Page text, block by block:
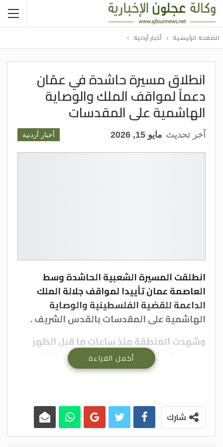
الصفحة الرئيسية أخبار أردنية
انطلاق مسيرة حاشدة في عمّان
دعماً لمواقف الملك والوصاية
الهاشمية على المقدسات
أخبار أردنية آخر تحديث مايو 15, 2026
انطلقت المسيرة الشعبية الحاشدة وسط
العاصمة عمان تأييدا لمواقف جلالة الملك
الداعمة للقضية الفلسطينية والوصاية
الهاشمية على المقدسات بالقدس الشريف .
وشهدت المنطقة منذ ساعات ما قبل الظهر
حضوراً واسعاً لمشاركين قدموا من مختلف
محافظات المملكة، رافعين الأعلام الأردنية
محاولات التهجير وتصفية القضية الفلسطينية.
وأكد مشاركون لـ”الدستور” أن إحياء ذكرى
أكمل القراءة
شارك